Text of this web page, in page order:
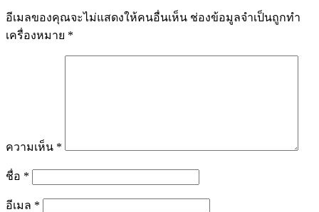
อีเมลของคุณจะไม่แสดงให้คนอื่นเห็น ช่องข้อมูลจำเป็นถูกทำ
เครื่องหมาย *
ความเห็น *
ชื่อ *
อีเมล *